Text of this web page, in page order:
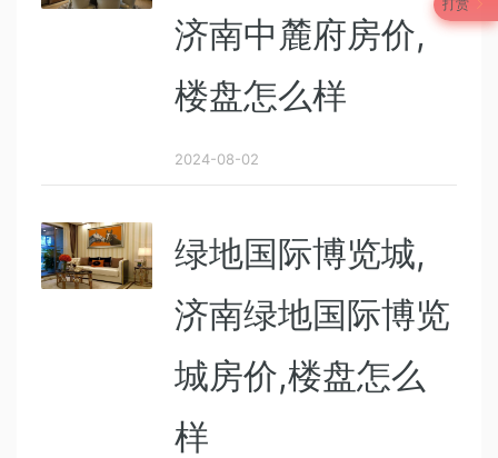
打赏
济南中麓府房价,
楼盘怎么样
2024-08-02
绿地国际博览城,
济南绿地国际博览
城房价,楼盘怎么
样